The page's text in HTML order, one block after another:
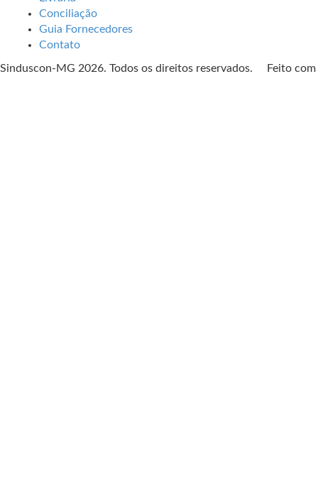
Conciliação
Guia Fornecedores
Contato
Sinduscon-MG 2026. Todos os direitos reservados. Feito com